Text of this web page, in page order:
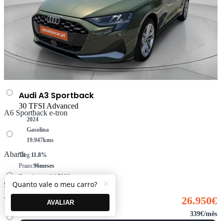
A5 Limousine e-hybrid
A6 Avant e-tron
A6 Sportback e-tron
Abarth
500
Alfa Romeo
Audi A3 Sportback
30 TFSI Advanced
2024
Gasolina
19.947kms
Taeg:11.8%
Prazo:96meses
Entrada inicial:4.500€
Montante financiado:22.450€
26.950€
339€/mês
×
Quanto vale o meu carro?
AVALIAR